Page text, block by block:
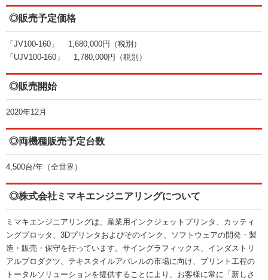
◎販売予定価格
「JV100-160」 1,680,000円（税別）
「UJV100-160」 1,780,000円（税別）
◎販売開始
2020年12月
◎両機種販売予定台数
4,500台/年（全世界）
◎株式会社ミマキエンジニアリングについて
ミマキエンジニアリングは、産業⽤インクジェットプリンタ、カッティ
ングプロッタ、3Dプリンタおよびそのインク、ソフトウェアの開発・製
造・販売・保守を⾏っています。サイングラフィックス、インダストリ
アルプロダクツ、テキスタイルアパレルの市場に向け、プリント工程の
トータルソリューションを提供することにより、お客様に常に「新しさ